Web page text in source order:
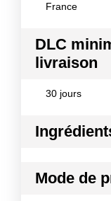
France
DLC
livraison
30 jours
Farine de
Mode de